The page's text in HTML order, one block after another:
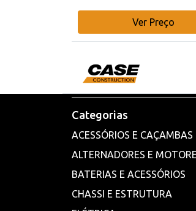
Ver Preço
Categorias
ACESSÓRIOS E CAÇAMBAS
ALTERNADORES E
BATERIAS E ACESSÓRIOS
CHASSI E ESTRUTURA